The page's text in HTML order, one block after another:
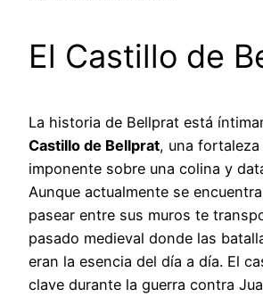
El Castillo de
La historia de Bellprat está
Castillo de Bellprat, una fortaleza
imponente sobre una colina y
Aunque actualmente se
pasear entre sus muros te
pasado medieval donde las
eran la esencia del día a día. El
clave durante la guerra contra